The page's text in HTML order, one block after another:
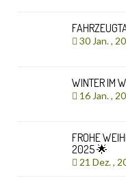
30 Jan. ,
WINTER IM
16 Jan. ,
FROHE
2025 🌟
21 Dez. ,